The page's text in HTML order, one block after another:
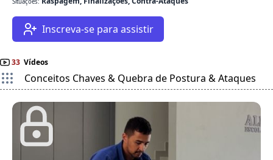
Inscreva-se para assistir
33 Vídeos
Conceitos Chaves & Quebra de Postura & Ataques